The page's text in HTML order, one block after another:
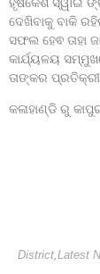
ଦେଖିବାକୁ ବାକି
ସଫଲ ହେଵ ତାହା
କାର୍ଯ୍ୟଳୟ
ତାଙ୍କର
କଳାହାଣ୍ଡି ରୁ
District Latest